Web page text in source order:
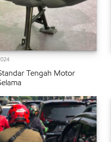
Tengah Motor